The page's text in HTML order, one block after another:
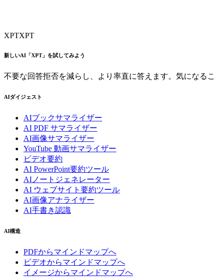
XPTXPT
新しいAI「XPT」を試してみよう
不要な回答拒否を減らし、より率直に答えます。気になる
AIダイジェスト
AIブックサマライザー
AI PDF サマライザー
AI画像サマライザー
YouTube 動画サマライザー
ビデオ要約
AI PowerPoint要約ツール
AIノートジェネレーター
AI ウェブサイト要約ツール
AI画像アナライザー
AI手書き認識
AI構造
PDFからマインドマップへ
ビデオからマインドマップへ
イメージからマインドマップへ